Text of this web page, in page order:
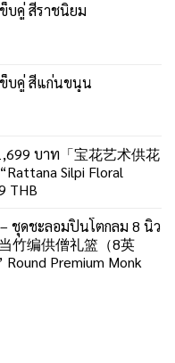
บคู่ สีราชนิยม
บคู่ สีแก่นขนุน
บาท「宝花艺术供花
Silpi Floral
THB
ชุดชะลอมปิ่นโตกลม 8 นิ้ว
竹编供僧礼篮（8英
Premium Monk